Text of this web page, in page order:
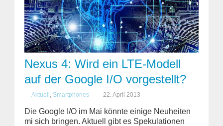
Nexus 4: Wird ein LTE-Modell
auf der Google I/O vorgestellt?
Aktuell Smartphones 22. April 2013
Die Google I/O im Mai könnte einige Neuheiten
mi sich bringen. Aktuell gibt es Spekulationen